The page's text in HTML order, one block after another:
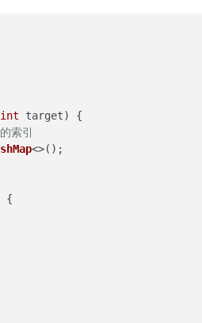
int target)
{
索引
<>();
{